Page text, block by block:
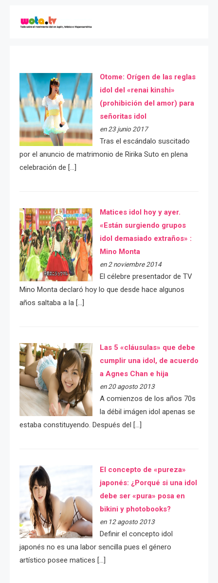
Otome: Orígen de las reglas
idol del «renai kinshi»
(prohibición del amor) para
señoritas idol
en 23 junio 2017
Tras el escándalo suscitado
por el anuncio de matrimonio de Ririka Suto en plena
celebración de […]
Matices idol hoy y ayer.
«Están surgiendo grupos
idol demasiado extraños» :
Mino Monta
en 2 noviembre 2014
El célebre presentador de TV
Mino Monta declaró hoy lo que desde hace algunos
años saltaba a la […]
Las 5 «cláusulas» que debe
cumplir una idol, de acuerdo
a Agnes Chan e hija
en 20 agosto 2013
A comienzos de los años 70s
la débil imágen idol apenas se
estaba constituyendo. Después del […]
El concepto de «pureza»
japonés: ¿Porqué si una idol
debe ser «pura» posa en
bikini y photobooks?
en 12 agosto 2013
Definir el concepto idol
japonés no es una labor sencilla pues el género
artístico posee matices […]